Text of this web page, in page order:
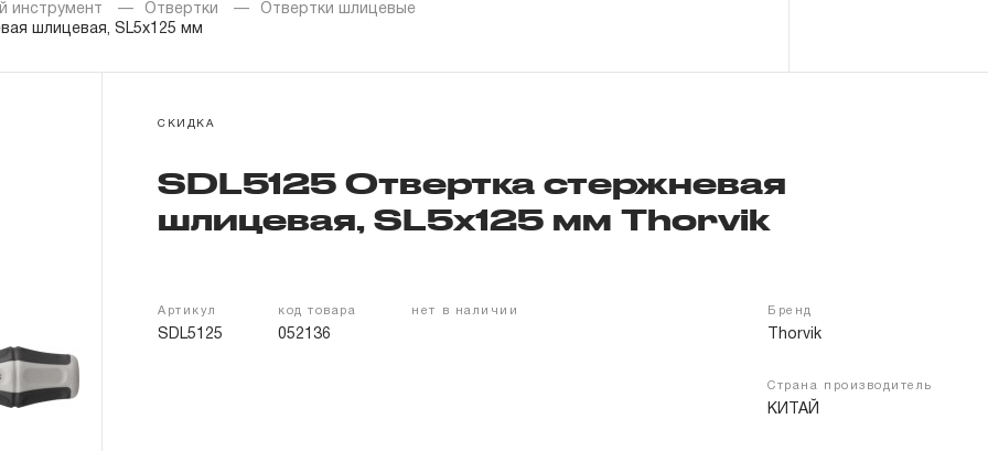
Итого
Регистрация
инструмент Отвертки
Отвертки шлицевые
шлицевая, SL5х125 мм
СКИДКА
SDL5125 Отвертка стержневая
шлицевая, SL5х125 мм Thorvik
Артикул
SDL5125
код товара
052136
нет в наличии Бренд
Thorvik
Страна производитель
КИТАЙ